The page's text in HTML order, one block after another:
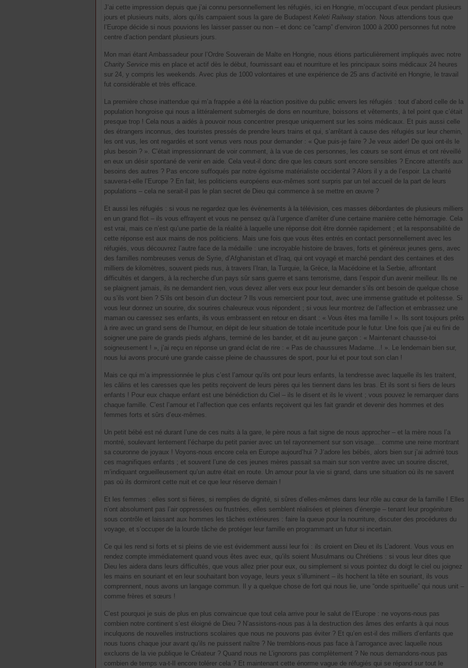
J’ai cette impression depuis que j’ai connu personnellement les réfugiés, ici en Hongrie, m’occupant d’eux pendant plusieurs
jours et plusieurs nuits, alors qu’ils campaient sous la gare de Budapest Keleti Railway station. Nous attendions tous que
l’Europe décide si nous pouvions les laisser passer ou non – et donc ce “camp” d’environ 1000 à 2000 personnes fut notre
centre d’action pendant plusieurs jours.
Mon mari étant Ambassadeur pour l’Ordre Souverain de Malte en Hongrie, nous étions particulièrement impliqués avec notre
Charity Service mis en place et actif dès le début, fournissant eau et nourriture et les principaux soins médicaux 24 heures
sur 24, y compris les weekends. Avec plus de 1000 volontaires et une expérience de 25 ans d’activité en Hongrie, le travail
fut considérable et très efficace.
La première chose inattendue qui m’a frappée a été la réaction positive du public envers les réfugiés : tout d’abord celle de la
population hongroise qui nous a littéralement submergés de dons en nourriture, boissons et vêtements, à tel point que c’était
presque trop ! Cela nous a aidés à pouvoir nous concentrer presque uniquement sur les soins médicaux. Et puis aussi celle
des étrangers inconnus, des touristes pressés de prendre leurs trains et qui, s’arrêtant à cause des réfugiés sur leur chemin,
les ont vus, les ont regardés et sont venus vers nous pour demander : « Que puis-je faire ? Je veux aider! De quoi ont-ils le
plus besoin ? ». C’était impressionnant de voir comment, à la vue de ces personnes, les cœurs se sont émus et ont réveillé
en eux un désir spontané de venir en aide. Cela veut-il donc dire que les cœurs sont encore sensibles ? Encore attentifs aux
besoins des autres ? Pas encore suffoqués par notre égoïsme matérialiste occidental ? Alors il y a de l’espoir. La charité
sauvera-t-elle l’Europe ? En fait, les politiciens européens eux-mêmes sont surpris par un tel accueil de la part de leurs
populations – cela ne serait-il pas le plan secret de Dieu qui commence à se mettre en œuvre ?
Et aussi les réfugiés : si vous ne regardez que les évènements à la télévision, ces masses débordantes de plusieurs milliers
en un grand flot – ils vous effrayent et vous ne pensez qu’à l’urgence d’arrêter d’une certaine manière cette hémorragie. Cela
est vrai, mais ce n’est qu’une partie de la réalité à laquelle une réponse doit être donnée rapidement ; et la responsabilité de
cette réponse est aux mains de nos politiciens. Mais une fois que vous êtes entrés en contact personnellement avec les
réfugiés, vous découvrez l’autre face de la médaille : une incroyable histoire de braves, forts et généreux jeunes gens, avec
des familles nombreuses venus de Syrie, d’Afghanistan et d’Iraq, qui ont voyagé et marché pendant des centaines et des
milliers de kilomètres, souvent pieds nus, à travers l’Iran, la Turquie, la Grèce, la Macédoine et la Serbie, affrontant
difficultés et dangers, à la recherche d’un pays sûr sans guerre et sans terrorisme, dans l’espoir d’un avenir meilleur. Ils ne
se plaignent jamais, ils ne demandent rien, vous devez aller vers eux pour leur demander s’ils ont besoin de quelque chose
ou s’ils vont bien ? S’ils ont besoin d’un docteur ? Ils vous remercient pour tout, avec une immense gratitude et politesse. Si
vous leur donnez un sourire, dix sourires chaleureux vous répondent ; si vous leur montrez de l’affection et embrassez une
maman ou caressez ses enfants, ils vous embrassent en retour en disant : « Vous êtes ma famille ! ». Ils sont toujours prêts
à rire avec un grand sens de l’humour, en dépit de leur situation de totale incertitude pour le futur. Une fois que j’ai eu fini de
soigner une paire de grands pieds afghans, terminé de les bander, et dit au jeune garçon : « Maintenant chausse-toi
soigneusement ! », j’ai reçu en réponse un grand éclat de rire : « Pas de chaussures Madame…! ». Le lendemain bien sur,
nous lui avons procuré une grande caisse pleine de chaussures de sport, pour lui et pour tout son clan !
Mais ce qui m’a impressionnée le plus c’est l’amour qu’ils ont pour leurs enfants, la tendresse avec laquelle ils les traitent,
les câlins et les caresses que les petits reçoivent de leurs pères qui les tiennent dans les bras. Et ils sont si fiers de leurs
enfants ! Pour eux chaque enfant est une bénédiction du Ciel – ils le disent et ils le vivent ; vous pouvez le remarquer dans
chaque famille. C’est l’amour et l’affection que ces enfants reçoivent qui les fait grandir et devenir des hommes et des
femmes forts et sûrs d’eux-mêmes.
Un petit bébé est né durant l’une de ces nuits à la gare, le père nous a fait signe de nous approcher – et la mère nous l’a
montré, soulevant lentement l’écharpe du petit panier avec un tel rayonnement sur son visage... comme une reine montrant
sa couronne de joyaux ! Voyons-nous encore cela en Europe aujourd’hui ? J’adore les bébés, alors bien sur j’ai admiré tous
ces magnifiques enfants ; et souvent l’une de ces jeunes mères passait sa main sur son ventre avec un sourire discret,
m’indiquant orgueilleusement qu’un autre était en route. Un amour pour la vie si grand, dans une situation où ils ne savent
pas où ils dormiront cette nuit et ce que leur réserve demain !
Et les femmes : elles sont si fières, si remplies de dignité, si sûres d’elles-mêmes dans leur rôle au cœur de la famille ! Elles
n’ont absolument pas l’air oppressées ou frustrées, elles semblent réalisées et pleines d’énergie – tenant leur progéniture
sous contrôle et laissant aux hommes les tâches extérieures : faire la queue pour la nourriture, discuter des procédures du
voyage, et s’occuper de la lourde tâche de protéger leur famille en programmant un futur si incertain.
Ce qui les rend si forts et si pleins de vie est évidemment aussi leur foi : ils croient en Dieu et ils L’adorent. Vous vous en
rendez compte immédiatement quand vous êtes avec eux, qu’ils soient Musulmans ou Chrétiens : si vous leur dites que
Dieu les aidera dans leurs difficultés, que vous allez prier pour eux, ou simplement si vous pointez du doigt le ciel ou joignez
les mains en souriant et en leur souhaitant bon voyage, leurs yeux s’illuminent – ils hochent la tête en souriant, ils vous
comprennent, nous avons un langage commun. Il y a quelque chose de fort qui nous lie, une “onde spirituelle” qui nous unit –
comme frères et sœurs !
C’est pourquoi je suis de plus en plus convaincue que tout cela arrive pour le salut de l’Europe : ne voyons-nous pas
combien notre continent s’est éloigné de Dieu ? N’assistons-nous pas à la destruction des âmes des enfants à qui nous
inculquons de nouvelles instructions scolaires que nous ne pouvons pas éviter ? Et qu’en est-il des milliers d’enfants que
nous tuons chaque jour avant qu’ils ne puissent naître ? Ne tremblons-nous pas face à l’arrogance avec laquelle nous
excluons de la vie publique le Créateur ? Quand nous ne L’ignorons pas complètement ? Ne nous demandons-nous pas
combien de temps va-t-Il encore tolérer cela ? Et maintenant cette énorme vague de réfugiés qui se répand sur tout le